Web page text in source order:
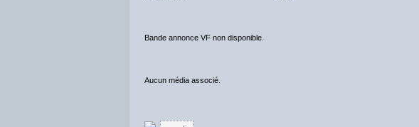
Bande annonce VF non disponible.
Aucun média associé.